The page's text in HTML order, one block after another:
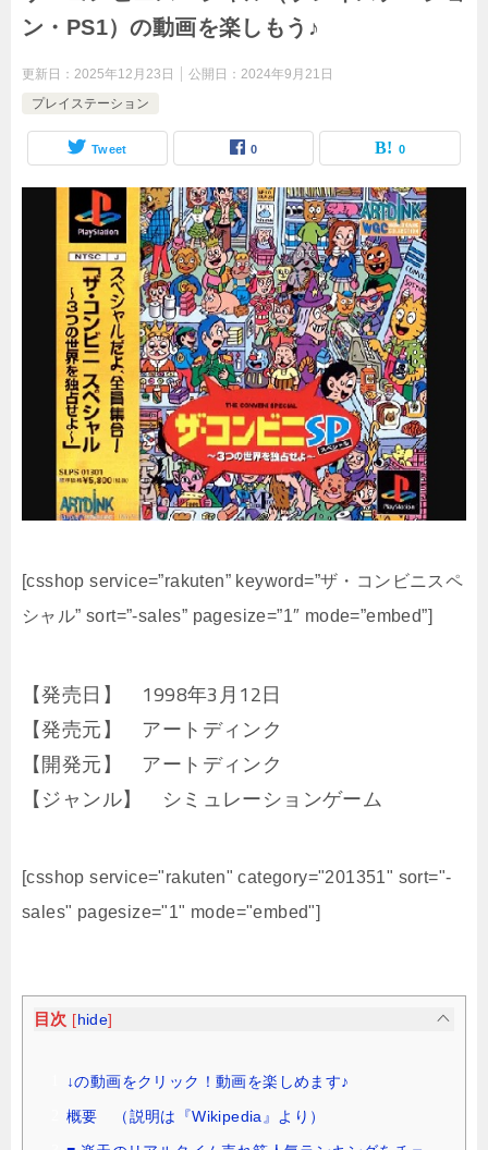
ン・PS1）の動画を楽しもう♪
更新日： 2025年12月23日 公開日： 2024年9月21日
プレイステーション
Tweet 0 0
[csshop service=”rakuten” keyword=”ザ・コンビニスペ
シャル” sort=”-sales” pagesize=”1″ mode=”embed”]
【発売日】 1998年3月12日
【発売元】 アートディンク
【開発元】 アートディンク
【ジャンル】 シミュレーションゲーム
[csshop service="rakuten" category="201351" sort="-
sales" pagesize="1" mode="embed"]
目次 [ hide]
↓の動画をクリック！動画を楽しめます♪
概要 （説明は『Wikipedia』より）